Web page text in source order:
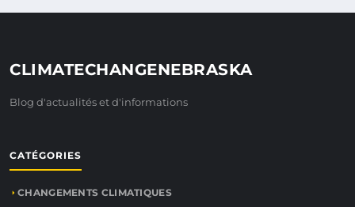
CLIMATECHANGENEBRASKA
Blog d'actualités et d'informations
CATÉGORIES
CHANGEMENTS CLIMATIQUES